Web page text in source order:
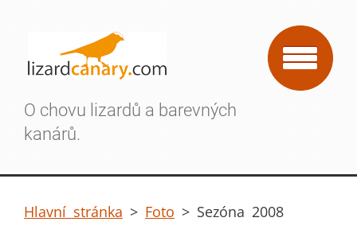
O chovu lizardů a barevných
kanárů.
Hlavní stránka > Foto > Sezóna 2008